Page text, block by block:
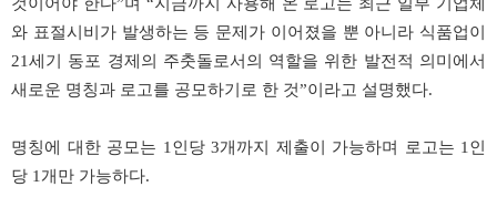
와 표절시비가 발생하는 등 문제가 이어졌을 뿐 아니라 식품업이
21세기 동포 경제의 주춧돌로서의 역할을 위한 발전적 의미에서
새로운 명칭과 로고를 공모하기로 한 것”이라고 설명했다.
명칭에 대한 공모는 1인당 3개까지 제출이 가능하며 로고는 1인
당 1개만 가능하다.